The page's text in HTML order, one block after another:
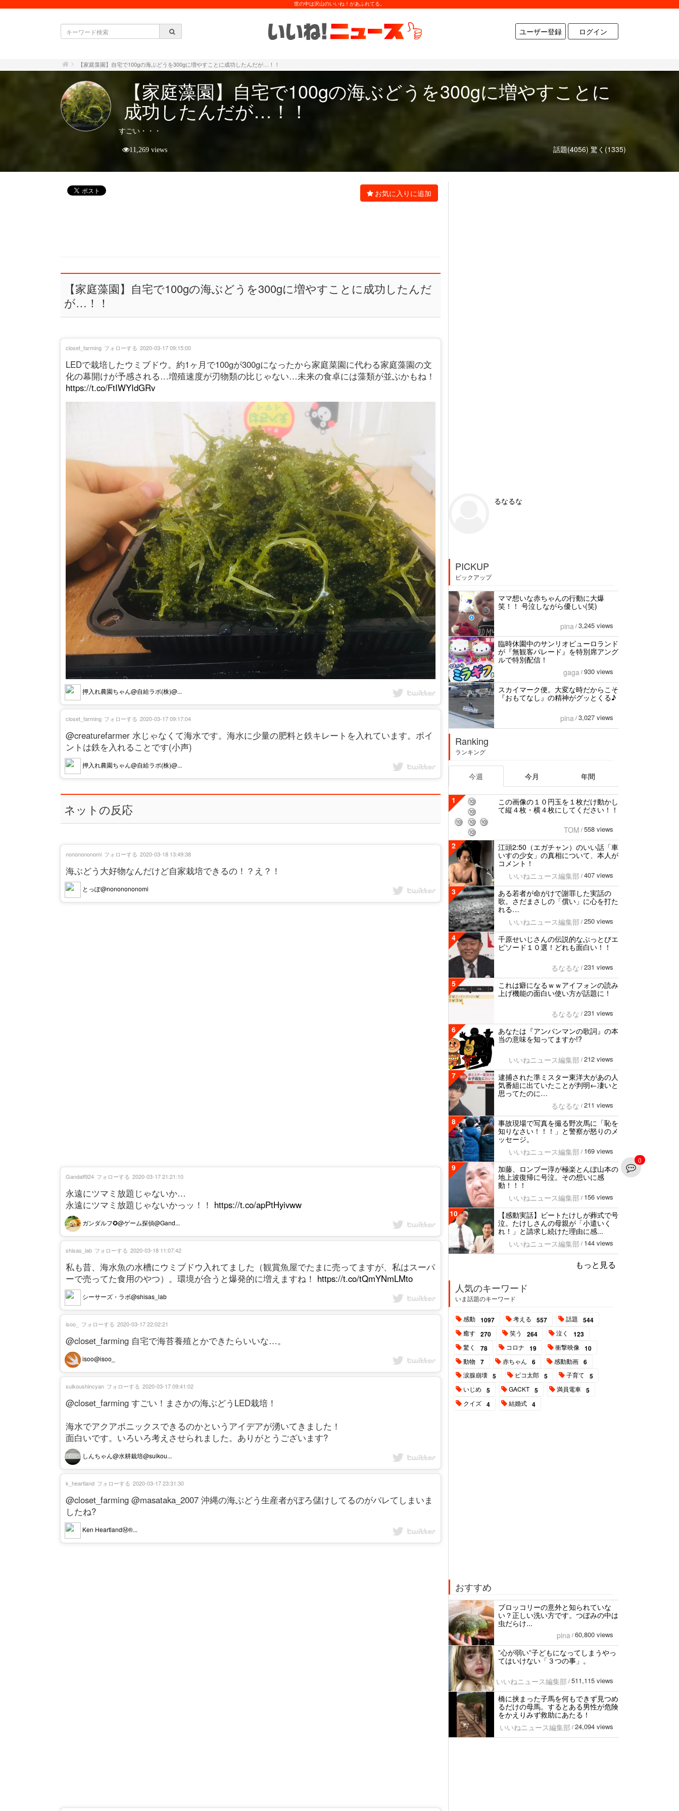
世の中は沢山のいいね！があふれてる。
ユーザー登録 ログイン
【家庭藻園】自宅で100gの海ぶどうを300gに増やすことに成功したんだが…！！
【家庭藻園】自宅で100gの海ぶどうを300gに増やすことに
成功したんだが…！！
すごい・・・
話題(4056) 驚く(1335)
11,269 views
お気に入りに追加
【家庭藻園】自宅で100gの海ぶどうを300gに増やすことに成功したんだ
が…！！
LEDで栽培したウミブドウ。約1ヶ月で100gが300gになったから家庭菜園に代わる家庭藻園の文
化の幕開けが予感される…増殖速度が刃物類の比じゃない…未来の食卓には藻類が並ぶかもね！
https://t.co/FtIWYIdGRv
押入れ農園ちゃん@自給ラボ(株)@...
closet_farming フォローする 2020-03-17 09:15:00
@creaturefarmer 水じゃなくて海水です。海水に少量の肥料と鉄キレートを入れています。ポイ
ントは鉄を入れることです(小声)
押入れ農園ちゃん@自給ラボ(株)@...
closet_farming フォローする 2020-03-17 09:17:04
ネットの反応
海ぶどう大好物なんだけど自家栽培できるの！？え？！
とっぽ@nononononomi
nononononomi フォローする 2020-03-18 13:49:38
永遠にツマミ放題じゃないか…
永遠にツマミ放題じゃないかっッ！！ https://t.co/apPtHyivww
ガンダルフ✪@ゲーム探偵@Gand...
Gandalf924 フォローする 2020-03-17 21:21:10
私も昔、海水魚の水槽にウミブドウ入れてました（観賞魚屋でたまに売ってますが、私はスーパ
ーで売ってた食用のやつ）。環境が合うと爆発的に増えますね！ https://t.co/tQmYNmLMto
シーサーズ・ラボ@shisas_lab
shisas_lab フォローする 2020-03-18 11:07:42
@closet_farming 自宅で海苔養殖とかできたらいいな…。
isoo@isoo_
isoo_ フォローする 2020-03-17 22:02:21
@closet_farming すごい！まさかの海ぶどうLED栽培！
海水でアクアポニックスできるのかというアイデアが湧いてきました！
面白いです。いろいろ考えさせられました。ありがとうございます?
しんちゃん@水耕栽培@suikou...
suikoushincyan フォローする 2020-03-17 09:41:02
@closet_farming @masataka_2007 沖縄の海ぶどう生産者がぼろ儲けしてるのがバレてしまいま
したね?
Ken HeartlandⓂ️®︎...
k_heartland フォローする 2020-03-17 23:31:30
0
るなるな
PICKUP
ピックアップ
ママ想いな赤ちゃんの行動に大爆
笑！！ 号泣しながら優しい(笑)
pina / 3,245 views
臨時休園中のサンリオピューロランド
が『無観客パレード』を特別席アング
ルで特別配信！
gaga / 930 views
スカイマーク便。大変な時だからこそ
『おもてなし』の精神がグッとくる♪
pina / 3,027 views
Ranking
ランキング
今週 今月 年間
1
この画像の１０円玉を１枚だけ動かし
て縦４枚・横４枚にしてください！！
TOM / 558 views
2
江頭2:50（エガチャン）のいい話「車
いすの少女」の真相について、本人が
コメント！
いいねニュース編集部 / 407 views
3
ある若者が命がけで謝罪した実話の
歌。さだまさしの「償い」に心を打た
れる…
いいねニュース編集部 / 250 views
4
千原せいじさんの伝説的なぶっとびエ
ピソード１０選！どれも面白い！！
るなるな / 231 views
5
これは癖になるｗｗアイフォンの読み
上げ機能の面白い使い方が話題に！
るなるな / 231 views
6
あなたは『アンパンマンの歌詞』の本
当の意味を知ってますか!?
いいねニュース編集部 / 212 views
7
逮捕された準ミスター東洋大があの人
気番組に出ていたことが判明←凄いと
思ってたのに…
るなるな / 211 views
8
事故現場で写真を撮る野次馬に「恥を
知りなさい！！！」と警察が怒りのメ
ッセージ。
いいねニュース編集部 / 169 views
9
加藤、ロンブー淳が極楽とんぼ山本の
地上波復帰に号泣。その想いに感
動！！！
いいねニュース編集部 / 156 views
10
【感動実話】ビートたけしが葬式で号
泣。たけしさんの母親が「小遣いく
れ！」と請求し続けた理由に感...
いいねニュース編集部 / 144 views
もっと見る
人気のキーワード
いま話題のキーワード
感動 1097 考える 557 話題 544
癒す 270 笑う 264 泣く 123
驚く 78 コロナ 19 衝撃映像 10
動物 7 赤ちゃん 6 感動動画 6
涙腺崩壊 5 ピコ太郎 5 子育て 5
いじめ 5 GACKT 5 満員電車 5
クイズ 4 結婚式 4
おすすめ
ブロッコリーの意外と知られていな
い？正しい洗い方です。つぼみの中は
虫だらけ...
pina / 60,800 views
”心が弱い”子どもになってしまうやっ
てはいけない「３つの事」。
いいねニュース編集部 / 511,115 views
橋に挟まった子馬を何もできず見つめ
るだけの母馬。するとある男性が危険
をかえりみず救助にあたる！
いいねニュース編集部 / 24,094 views